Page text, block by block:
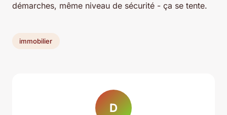
démarches, même niveau de sécurité - ça se tente.
immobilier
D